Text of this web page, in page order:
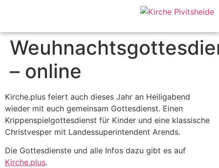
– online
Kirche.plus feiert auch dieses Jahr an Heiligabend
wieder mit euch gemeinsam Gottesdienst. Einen
Krippenspielgottesdienst für Kinder und eine klassische
Christvesper mit Landessuperintendent Arends.
Die Gottesdienste und alle Infos dazu gibt es auf
Kirche.plus.